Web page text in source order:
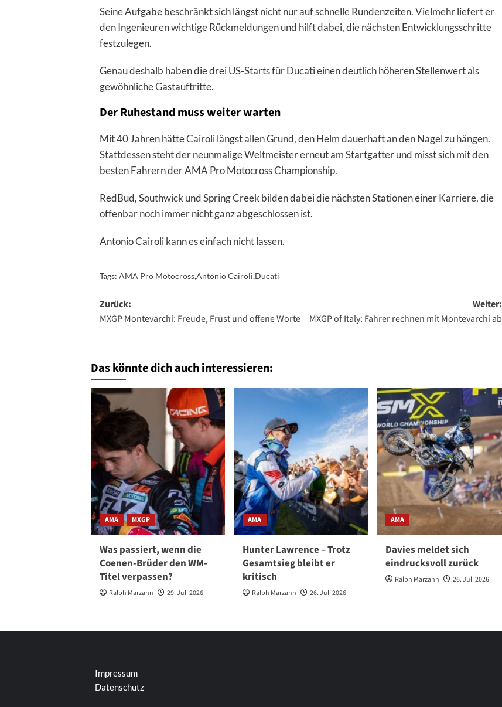
Seine Aufgabe beschränkt sich längst nicht nur auf schnelle Rundenzeiten. Vielmehr liefert er
den Ingenieuren wichtige Rückmeldungen und hilft dabei, die nächsten Entwicklungsschritte
festzulegen.
Genau deshalb haben die drei US-Starts für Ducati einen deutlich höheren Stellenwert als
gewöhnliche Gastauftritte.
Der Ruhestand muss weiter warten
Mit 40 Jahren hätte Cairoli längst allen Grund, den Helm dauerhaft an den Nagel zu hängen.
Stattdessen steht der neunmalige Weltmeister erneut am Startgatter und misst sich mit den
besten Fahrern der AMA Pro Motocross Championship.
RedBud, Southwick und Spring Creek bilden dabei die nächsten Stationen einer Karriere, die
offenbar noch immer nicht ganz abgeschlossen ist.
Antonio Cairoli kann es einfach nicht lassen.
Tags: AMA Pro Motocross,Antonio Cairoli,Ducati
Beitragsnavigation
Zurück:
MXGP Montevarchi: Freude, Frust und offene Worte
Weiter:
MXGP of Italy: Fahrer rechnen mit Montevarchi ab
Das könnte dich auch interessieren:
AMA MXGP
Was passiert, wenn die
Coenen-Brüder den WM-
Titel verpassen?
Ralph Marzahn 29. Juli 2026
AMA
Hunter Lawrence – Trotz
Gesamtsieg bleibt er
kritisch
Ralph Marzahn 26. Juli 2026
AMA
Davies meldet sich
eindrucksvoll zurück
Ralph Marzahn 26. Juli 2026
Impressum
Datenschutz